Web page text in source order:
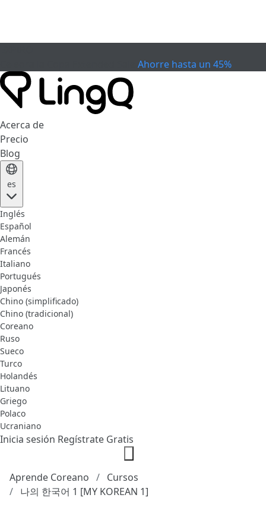
Ahorre hasta un 45%
Acerca de
Precio
Blog
es
Inglés
Español
Alemán
Francés
Italiano
Portugués
Japonés
Chino (simplificado)
Chino (tradicional)
Coreano
Ruso
Sueco
Turco
Holandés
Lituano
Griego
Polaco
Ucraniano
Inicia sesión Regístrate Gratis
Aprende Coreano
Cursos
나의 한국어 1 [MY KOREAN 1]